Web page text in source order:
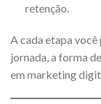
retenção.
A cada etapa você
jornada, a forma
em marketing